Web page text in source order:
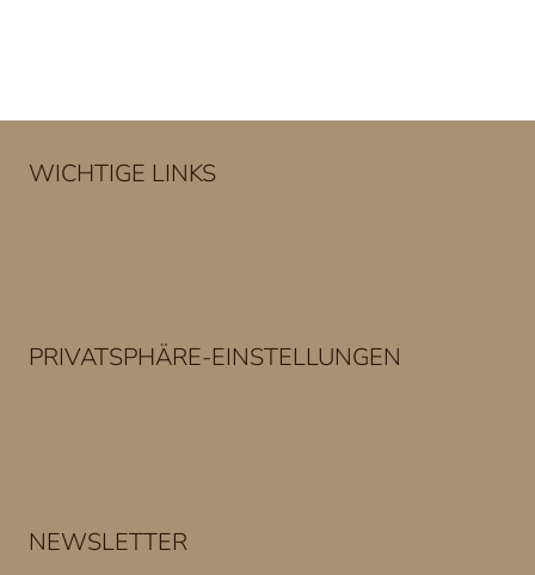
WICHTIGE LINKS
PRIVATSPHÄRE-EINSTELLUNGEN
NEWSLETTER